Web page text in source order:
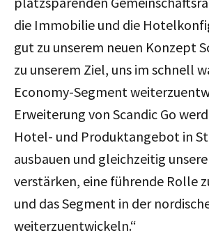
die Immobilie und die
gut zu unserem neuen Konzept
zu unserem Ziel, uns im schnell
Economy-Segment
Erweiterung von Scandic Go
Hotel- und Produktangebot in
ausbauen und gleichzeitig
verstärken, eine führende Rolle
und das Segment in der
weiterzuentwickeln.“